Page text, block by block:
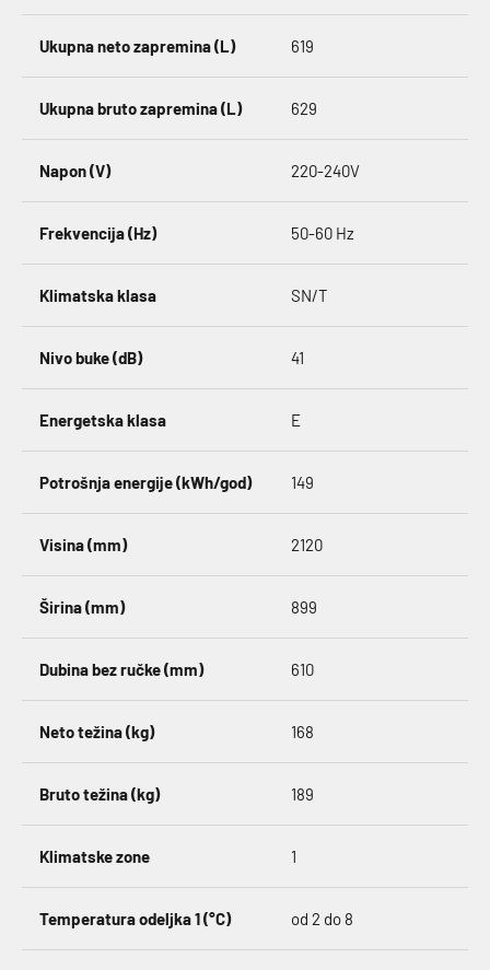
Ukupna neto zapremina (L) 619
Ukupna bruto zapremina (L) 629
Napon (V) 220-240V
Frekvencija (Hz) 50-60 Hz
Klimatska klasa SN/T
Nivo buke (dB) 41
Energetska klasa E
Potrošnja energije (kWh/god) 149
Visina (mm) 2120
Širina (mm) 899
Dubina bez ručke (mm) 610
Neto težina (kg) 168
Bruto težina (kg) 189
Klimatske zone 1
Temperatura odeljka 1 (°C) od 2 do 8